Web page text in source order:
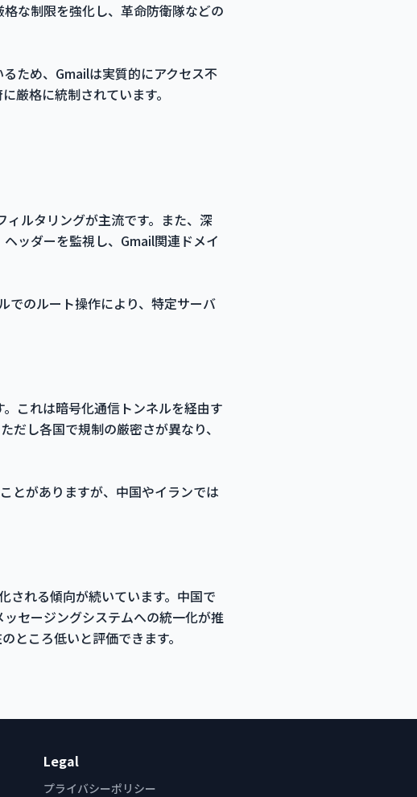
な制限を強化し、革命防衛隊などの
ため、Gmailは実質的にアクセス不
厳格に統制されています。
ルタリングが主流です。また、深
ッダーを監視し、Gmail関連ドメイ
のルート操作により、特定サーバ
これは暗号化通信トンネルを経由す
し各国で規制の厳密さが異なり、
とがありますが、中国やイランでは
される傾向が続いています。中国で
セージングシステムへの統一化が推
ところ低いと評価できます。
Legal
プライバシーポリシー